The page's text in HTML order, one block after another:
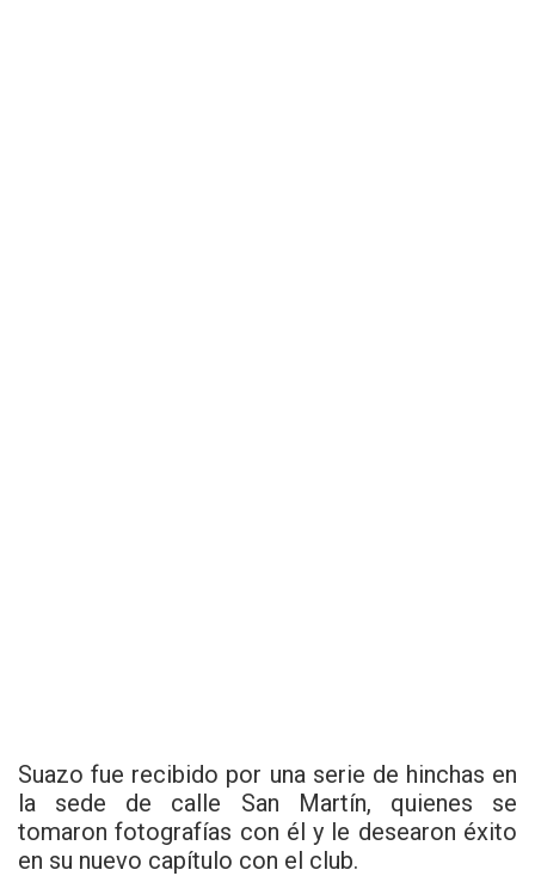
Suazo fue recibido por una serie de hinchas en
la sede de calle San Martín, quienes se
tomaron fotografías con él y le desearon éxito
en su nuevo capítulo con el club.